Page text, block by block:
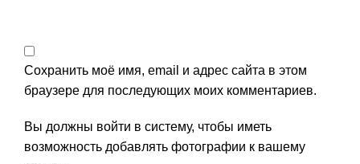
Сохранить моё имя, email и адрес сайта в этом
браузере для последующих моих комментариев.
Вы должны войти в систему, чтобы иметь
возможность добавлять фотографии к вашему